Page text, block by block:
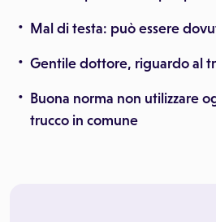
Mal di testa: può essere
Gentile dottore, riguardo al
Buona norma non utilizzare
trucco in comune